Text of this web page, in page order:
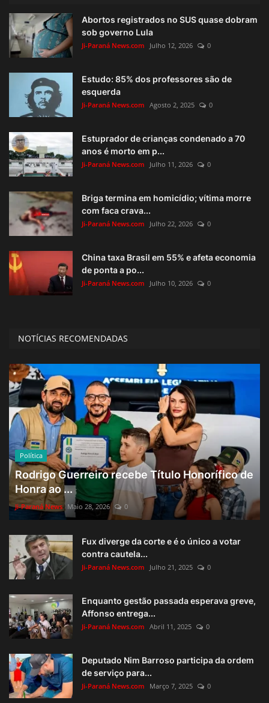
Abortos registrados no SUS quase dobram
sob governo Lula
Ji-Paraná News.com Julho 12, 2026 0
Estudo: 85% dos professores são de
esquerda
Ji-Paraná News.com Agosto 2, 2025 0
Estuprador de crianças condenado a 70
anos é morto em p...
Ji-Paraná News.com Julho 11, 2026 0
Briga termina em homicídio; vítima morre
com faca crava...
Ji-Paraná News.com Julho 22, 2026 0
China taxa Brasil em 55% e afeta economia
de ponta a po...
Ji-Paraná News.com Julho 10, 2026 0
NOTÍCIAS RECOMENDADAS
Política
Rodrigo Guerreiro recebe Título Honorífico de
Honra ao ...
Ji-Paraná News Maio 28, 2026 0
Fux diverge da corte e é o único a votar
contra cautela...
Ji-Paraná News.com Julho 21, 2025 0
Enquanto gestão passada esperava greve,
Affonso entrega...
Ji-Paraná News.com Abril 11, 2025 0
Deputado Nim Barroso participa da ordem
de serviço para...
Ji-Paraná News.com Março 7, 2025 0